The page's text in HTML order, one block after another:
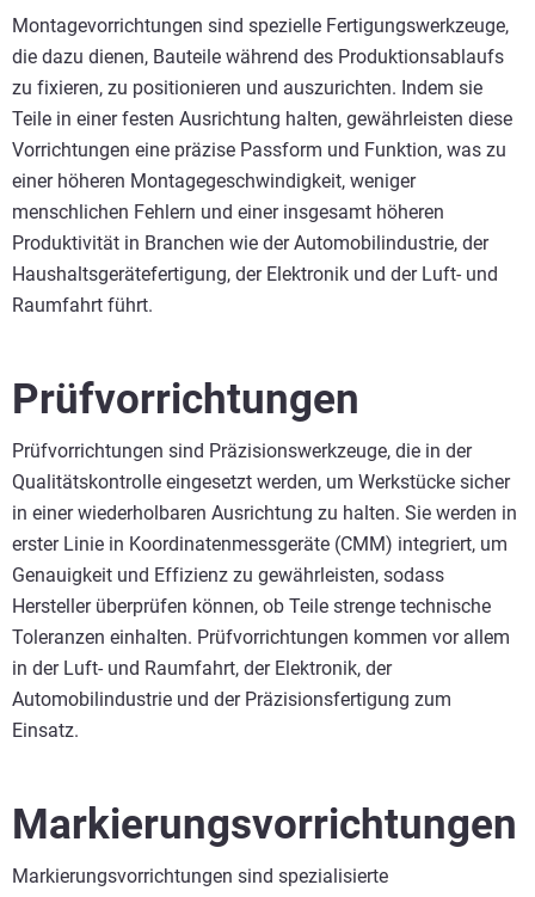
Montagevorrichtungen sind spezielle Fertigungswerkzeuge,
die dazu dienen, Bauteile während des Produktionsablaufs
zu fixieren, zu positionieren und auszurichten. Indem sie
Teile in einer festen Ausrichtung halten, gewährleisten diese
Vorrichtungen eine präzise Passform und Funktion, was zu
einer höheren Montagegeschwindigkeit, weniger
menschlichen Fehlern und einer insgesamt höheren
Produktivität in Branchen wie der Automobilindustrie, der
Haushaltsgerätefertigung, der Elektronik und der Luft- und
Raumfahrt führt.
Prüfvorrichtungen
Prüfvorrichtungen sind Präzisionswerkzeuge, die in der
Qualitätskontrolle eingesetzt werden, um Werkstücke sicher
in einer wiederholbaren Ausrichtung zu halten. Sie werden in
erster Linie in Koordinatenmessgeräte (CMM) integriert, um
Genauigkeit und Effizienz zu gewährleisten, sodass
Hersteller überprüfen können, ob Teile strenge technische
Toleranzen einhalten. Prüfvorrichtungen kommen vor allem
in der Luft- und Raumfahrt, der Elektronik, der
Automobilindustrie und der Präzisionsfertigung zum
Einsatz.
Markierungsvorrichtungen
Markierungsvorrichtungen sind spezialisierte